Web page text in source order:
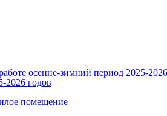
осенне-зимний период 2025-
2026 годов
помещение